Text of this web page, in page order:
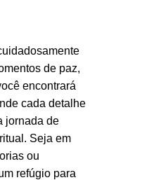
de paz,
encontrará
cada detalhe
jornada de
Seja em
ou
refúgio para